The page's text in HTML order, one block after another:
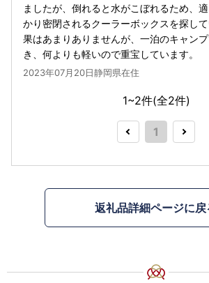
ましたが、倒れると水がこぼれるため、
かり密閉されるクーラーボックスを探し
果はあまりありませんが、一泊のキャン
き、何よりも軽いので重宝しています。
2023年07月20日静岡県在住
1~2件(全2件)
1
返礼品詳細ページに戻